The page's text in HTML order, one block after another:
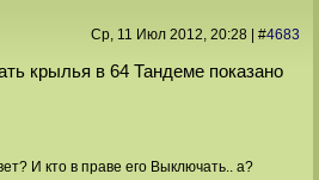
Ср, 11 Июл 2012 , 20:28| #4683
крылья в 64 Тандеме показано
И кто в праве его Выключать.. а?